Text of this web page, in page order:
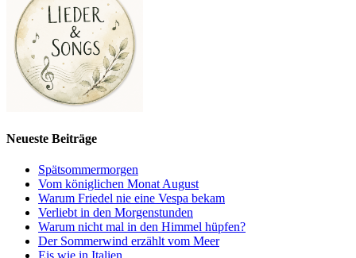
Neueste Beiträge
Spätsommermorgen
Vom königlichen Monat August
Warum Friedel nie eine Vespa bekam
Verliebt in den Morgenstunden
Warum nicht mal in den Himmel hüpfen?
Der Sommerwind erzählt vom Meer